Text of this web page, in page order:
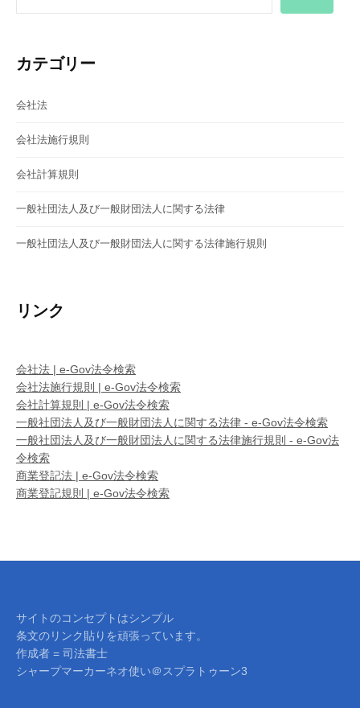
シ
カテゴリー
会社法
会社法施行規則
会社計算規則
一般社団法人及び一般財団法人に関する法律
一般社団法人及び一般財団法人に関する法律施行規則
リンク
会社法 | e-Gov法令検索
会社法施行規則 | e-Gov法令検索
会社計算規則 | e-Gov法令検索
一般社団法人及び一般財団法人に関する法律 - e-Gov法令検索
一般社団法人及び一般財団法人に関する法律施行規則 - e-Gov法
令検索
商業登記法 | e-Gov法令検索
商業登記規則 | e-Gov法令検索
サイトのコンセプトはシンプル
条文のリンク貼りを頑張っています。
作成者 = 司法書士
シャープマーカーネオ使い＠スプラトゥーン3